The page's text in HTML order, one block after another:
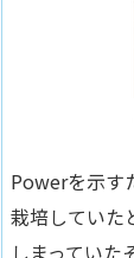
Powerを示す
栽培していた